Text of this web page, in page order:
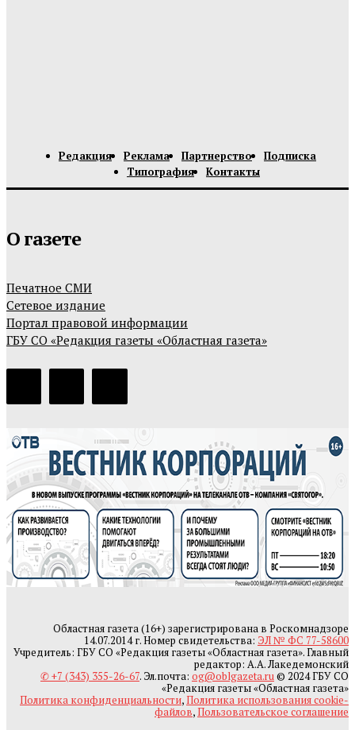
Редакция Реклама Партнерство
Подписка
Типография
Контакты
О газете
Печатное СМИ
Сетевое издание
Портал правовой информации
ГБУ СО «Редакция газеты «Областная газета»
Областная газета (16+) зарегистрирована в Роскомнадзоре
14.07.2014 г. Номер свидетельства: ЭЛ № ФС 77-58600
Учредитель: ГБУ СО «Редакция газеты «Областная газета». Главный
редактор: А.А. Лакедемонский
✆ +7 (343) 355-26-67. Эл.почта: og@oblgazeta.ru © 2024 ГБУ СО
«Редакция газеты «Областная газета»
Политика конфиденциальности,Политика использования cookie-
файлов,Пользовательское соглашение